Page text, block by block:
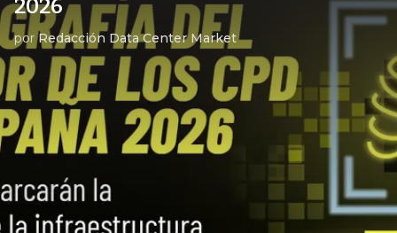
2026
porRedacción Data Center Market